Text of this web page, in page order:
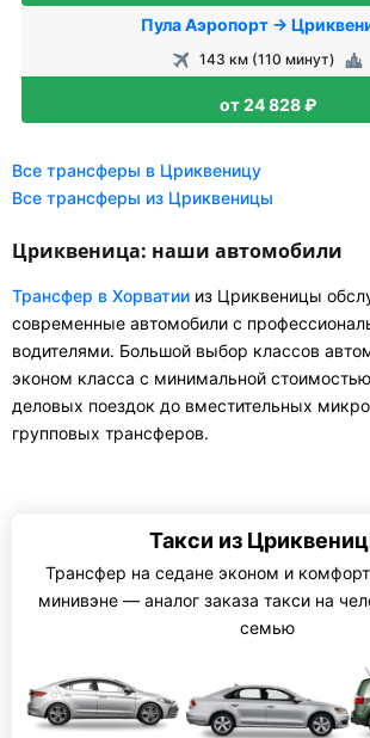
Пула Аэропорт →
143 км (110 минут)
от 24 828 ₽
Все трансферы в Цриквеницу
Все трансферы из Цриквеницы
Цриквеница: наши автомобили
Трансфер в Хорватии из Цриквеницы
современные автомобили с
водителями. Большой выбор классов
эконом класса с минимальной
деловых поездок до вместительных
групповых трансферов.
Такси из
Трансфер на седане эконом и
минивэне — аналог заказа такси на
семью